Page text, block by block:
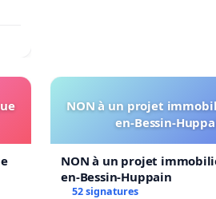
a 20 ans, me sont spoliées, ce
les centres-village. Un retour
: retour du trafic en centre-
pollution, moindre sécurité
NON à un projet
en-Bessin-
NON à un projet
en-Bessin-Huppain
52 signatures